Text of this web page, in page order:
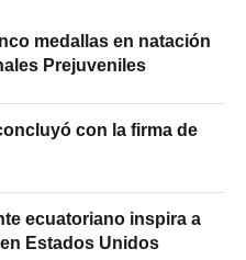
medallas en natación
Prejuveniles
con la firma de
ecuatoriano inspira a
Estados Unidos